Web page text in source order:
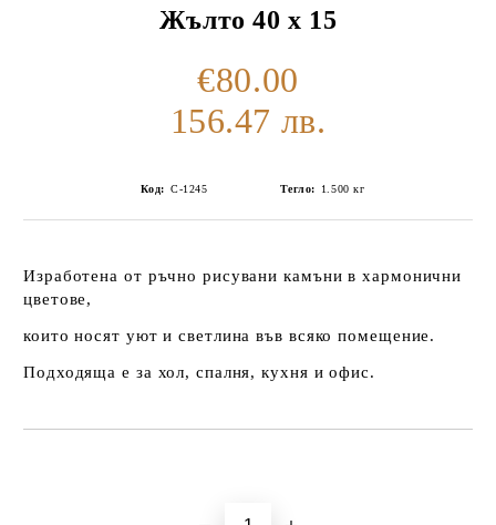
Жълто 40 х 15
€80.00
156.47 лв.
Код: С-1245 Тегло: 1.500 кг
Изработена от ръчно рисувани камъни в хармонични
цветове,
които носят уют и светлина във всяко помещение.
Подходяща е за хол, спалня, кухня и офис.